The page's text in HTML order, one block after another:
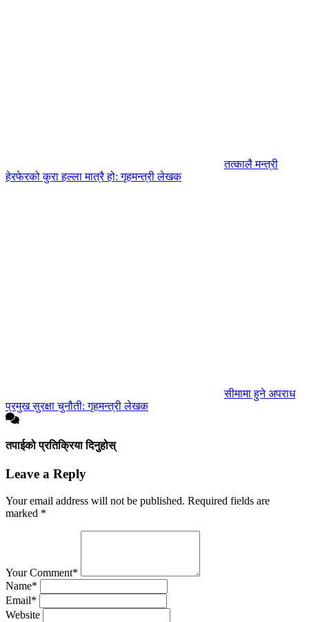
तत्कालै मन्त्री
हेरफेरको कुरा हल्ला मात्रै हो: गृहमन्त्री लेखक
सीमामा हुने अपराध
प्रमुख सुरक्षा चुनौती: गृहमन्त्री लेखक
तपाईको प्रतिक्रिया दिनुहोस्
Leave a Reply
Your email address will not be published. Required fields are
marked *
Your Comment*
Name*
Email*
Website